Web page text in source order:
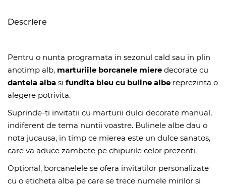
Descriere
Pentru o nunta programata in sezonul cald sau in plin
anotimp alb, marturiile borcanele miere decorate cu
dantela alba si fundita bleu cu buline albe reprezinta o
alegere potrivita.
Suprinde-ti invitatii cu marturii dulci decorate manual,
indiferent de tema nuntii voastre. Bulinele albe dau o
nota jucausa, in timp ce mierea este un dulce sanatos,
care va aduce zambete pe chipurile celor prezenti.
Optional, borcanelele se ofera invitatilor personalizate
cu o eticheta alba pe care se trece numele mirilor si